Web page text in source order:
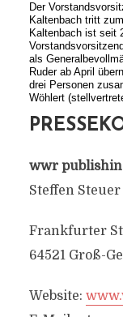
Der
Kaltenbach tritt
Kaltenbach ist seit
als
Ruder ab April
drei Personen
Wöhlert
wwr
Steffen Steuer
Frankfurter
64521 Groß-
Website: